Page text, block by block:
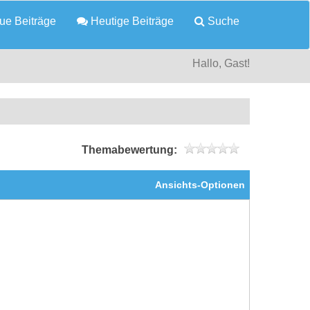
Beiträge Heutige Beiträge Suche
Hallo, Gast!
Themabewertung:
Ansichts-Optionen